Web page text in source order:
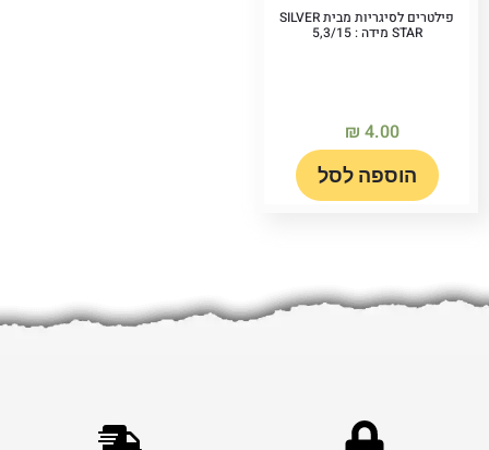
פילטרים לסיגריות מבית SILVER
STAR מידה : 5,3/15
₪ 4.00
הוספה לסל